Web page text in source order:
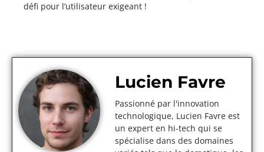
défi pour l’utilisateur exigeant !
Lucien Favre
Passionné par l'innovation
technologique, Lucien Favre est
un expert en hi-tech qui se
spécialise dans des domaines